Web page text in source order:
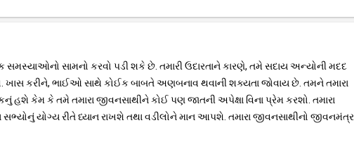
સામનો કરવો પડી શકે છે. તમારી ઉદારતાને કારણે, તમે સદાય અન્યોની મદદ
ખાસ કરીને, ભાઈઓ સાથે કોઈક બાબતે અણબનાવ થવાની શક્યતા જોવાય છે. તમને તમારા
હશે કેમ કે તમે તમારા જીવનસાથીને કોઈ પણ જાતની અપેક્ષા વિના પ્રેમ કરશો. તમારા
સભ્યોનું યોગ્ય રીતે ધ્યાન રાખશે તથા વડીલોને માન આપશે. તમારા જીવનસાથીનો જીવનમંત્ર